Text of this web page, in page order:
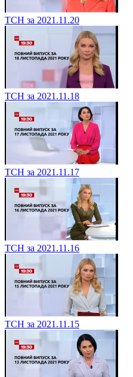
ТСН за 2021.11.20
ТСН за 2021.11.18
ТСН за 2021.11.17
ТСН за 2021.11.16
ТСН за 2021.11.15